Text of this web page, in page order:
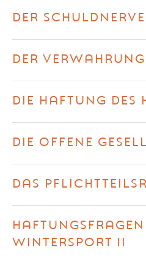
DER
DER
DIE HAFTUNG DES
DIE OFFENE
DAS
WINTERSPORT II